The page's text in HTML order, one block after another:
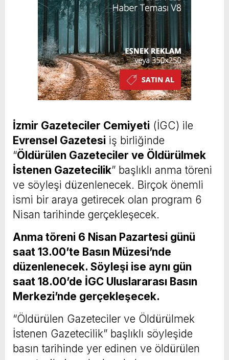
İzmir Gazeteciler Cemiyeti (İGC) ile
Evrensel Gazetesi iş birliğinde
“Öldürülen Gazeteciler ve Öldürülmek
İstenen Gazetecilik” başlıklı anma töreni
ve söyleşi düzenlenecek. Birçok önemli
ismi bir araya getirecek olan program 6
Nisan tarihinde gerçekleşecek.
Anma töreni 6 Nisan Pazartesi günü
saat 13.00’te Basın Müzesi’nde
düzenlenecek. Söyleşi ise aynı gün
saat 18.00’de İGC Uluslararası Basın
Merkezi’nde gerçekleşecek.
“Öldürülen Gazeteciler ve Öldürülmek
İstenen Gazetecilik” başlıklı söyleşide
basın tarihinde yer edinen ve öldürülen